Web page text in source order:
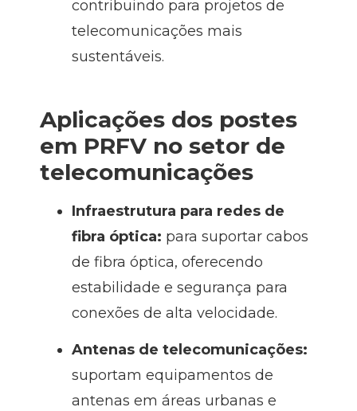
contribuindo para projetos de
telecomunicações mais
sustentáveis.
Aplicações dos postes
em PRFV no setor de
telecomunicações
Infraestrutura para redes de
fibra óptica: para suportar cabos
de fibra óptica, oferecendo
estabilidade e segurança para
conexões de alta velocidade.
Antenas de telecomunicações:
suportam equipamentos de
antenas em áreas urbanas e